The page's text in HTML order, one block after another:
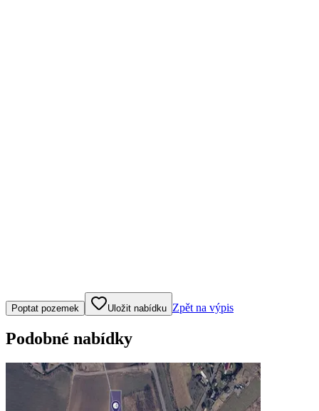
Klepněte nebo klikněte pro ovládání mapy
Poptat pozemek Uložit nabídku Zpět na výpis
Podobné nabídky